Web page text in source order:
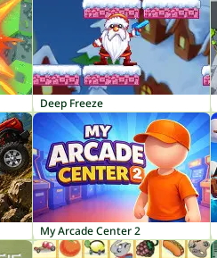
Deep Freeze
My Arcade Center 2